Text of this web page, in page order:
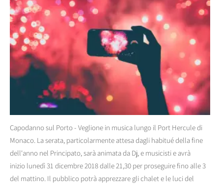
Capodanno sul Porto - Veglione in musica lungo il Port Hercule di
Monaco. La serata, particolarmente attesa dagli habitué della fine
dell'anno nel Principato, sarà animata da Dj, e musicisti e avrà
inizio lunedì 31 dicembre 2018 dalle 21,30 per proseguire fino alle 3
del mattino. Il pubblico potrà apprezzare gli chalet e le luci del